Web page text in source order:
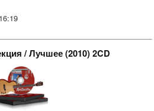
/ Лучшее (2010) 2CD